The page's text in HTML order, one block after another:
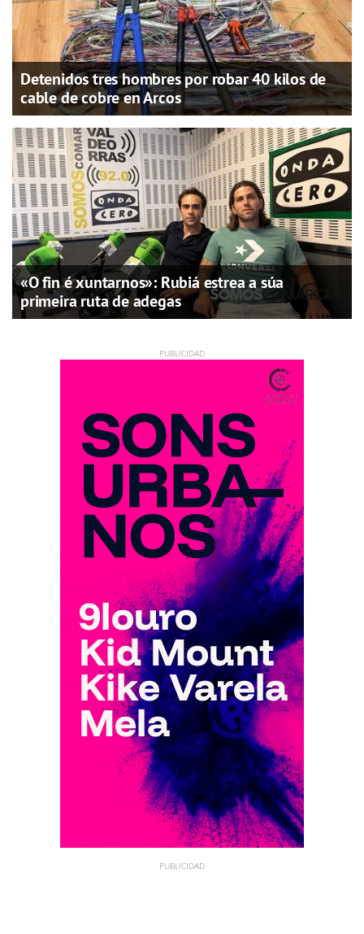
Detenidos tres hombres por robar 40 kilos de
cable de cobre en Arcos
«O fin é xuntarnos»: Rubiá estrea a súa
primeira ruta de adegas